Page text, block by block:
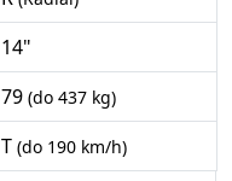
14"
79 (do 437 kg)
T (do 190 km/h)